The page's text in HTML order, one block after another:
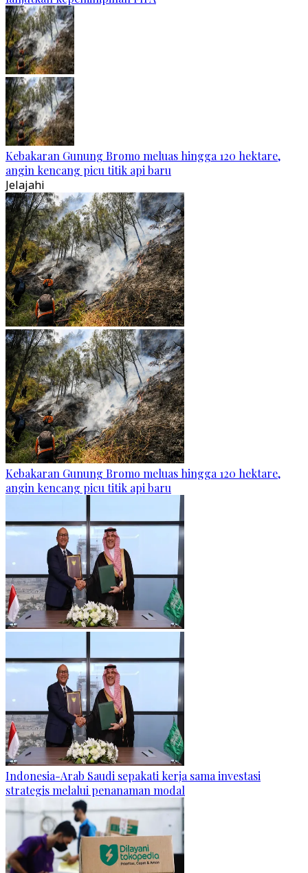
Kebakaran Gunung Bromo meluas hingga 120 hektare,
angin kencang picu titik api baru
Jelajahi
Kebakaran Gunung Bromo meluas hingga 120 hektare,
angin kencang picu titik api baru
Indonesia-Arab Saudi sepakati kerja sama investasi
strategis melalui penanaman modal